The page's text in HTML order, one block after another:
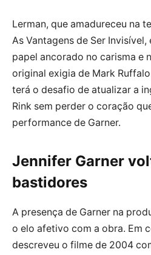
Lerman, que amadureceu na
As Vantagens de Ser
papel ancorado no carisma e
original exigia de Mark
terá o desafio de atualizar a
Rink sem perder o coração
performance de Garner.
Jennifer Garner
bastidores
A presença de Garner na
o elo afetivo com a obra. Em
descreveu o filme de 2004